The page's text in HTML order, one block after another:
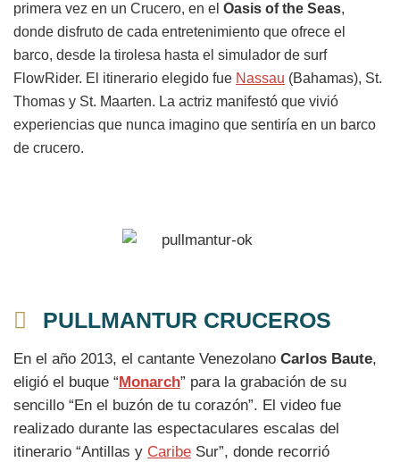
primera vez en un Crucero, en el Oasis of the Seas,
donde disfruto de cada entretenimiento que ofrece el
barco, desde la tirolesa hasta el simulador de surf
FlowRider. El itinerario elegido fue Nassau (Bahamas), St.
Thomas y St. Maarten. La actriz manifestó que vivió
experiencias que nunca imagino que sentiría en un barco
de crucero.
PULLMANTUR CRUCEROS
En el año 2013, el cantante Venezolano Carlos Baute,
eligió el buque “Monarch” para la grabación de su
sencillo “En el buzón de tu corazón”. El video fue
realizado durante las espectaculares escalas del
itinerario “Antillas y Caribe Sur”, donde recorrió